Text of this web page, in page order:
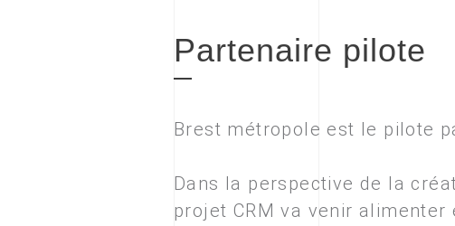
Partenaire pilote
Brest métropole est le pilote
Dans la perspective de la
projet CRM va venir